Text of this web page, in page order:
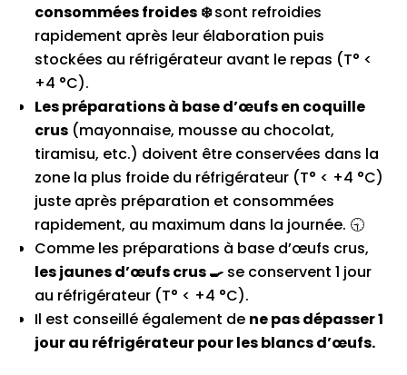
consommées froides ❄️sont refroidies
rapidement après leur élaboration puis
stockées au réfrigérateur avant le repas (T° <
+4 °C).
Les préparations à base d’œufs en coquille
crus (mayonnaise, mousse au chocolat,
tiramisu, etc.) doivent être conservées dans la
zone la plus froide du réfrigérateur (T° < +4 °C)
juste après préparation et consommées
rapidement, au maximum dans la journée. 🕤
Comme les préparations à base d’œufs crus,
les jaunes d’œufs crus 🍳 se conservent 1 jour
au réfrigérateur (T° < +4 °C).
Il est conseillé également de ne pas dépasser 1
jour au réfrigérateur pour les blancs d’œufs.